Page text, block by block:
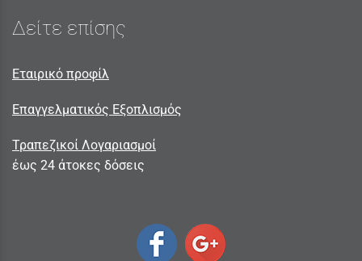
Δείτε επίσης
Εταιρικό προφίλ
Επαγγελματικός Εξοπλισμός
Τραπεζικοί Λογαριασμοί
έως 24 άτοκες δόσεις